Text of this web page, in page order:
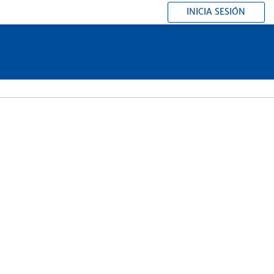
INICIA SESIÓN